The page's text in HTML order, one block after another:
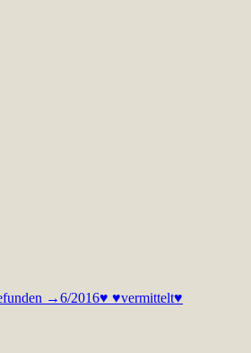
→6/2016♥ ♥vermittelt♥